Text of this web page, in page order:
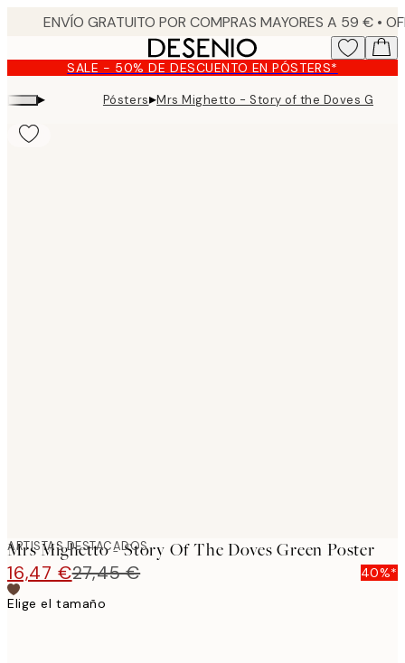
content.SALE - 50% DE DESCUENTO EN PÓSTERS*
▸ Pósters▸Mrs Mighetto - Story of the Doves Green
ARTISTAS DESTACADOS
Mrs Mighetto - Story Of The Doves Green Poster
16,47 €27,45 €
40%*
Elige el tamaño